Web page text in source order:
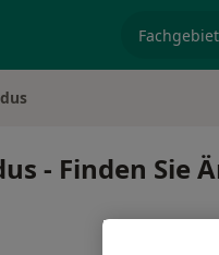
- Finden Sie